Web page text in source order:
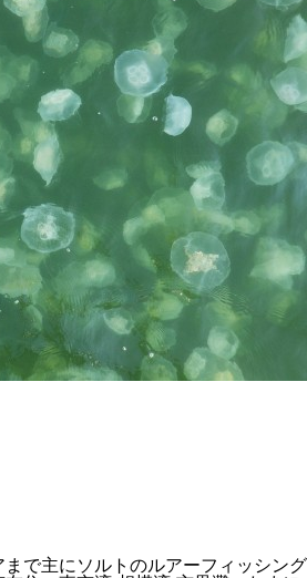
で主にソルトのルアーフィッシング